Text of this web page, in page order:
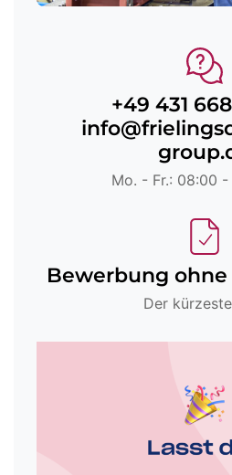
+49 431
Mo. - Fr.: 08:00 -
Bewerbung
Der